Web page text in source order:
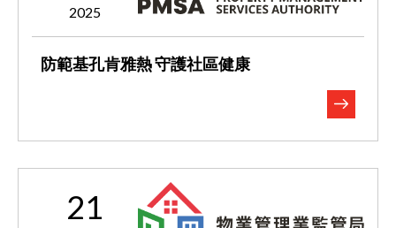
2025
防範基孔肯雅熱 守護社區健康
21